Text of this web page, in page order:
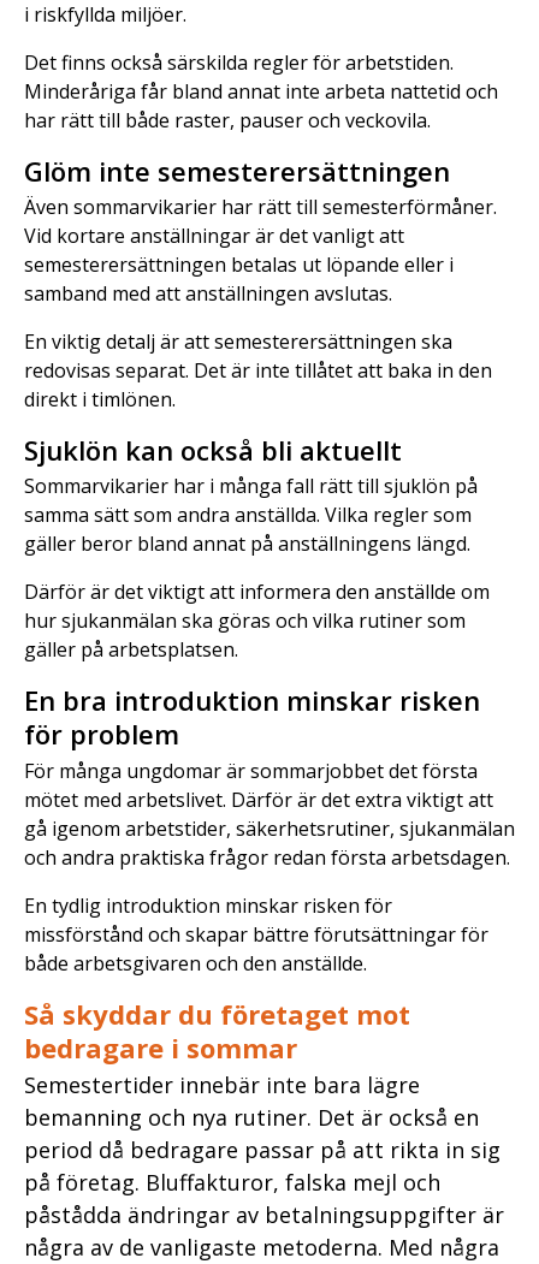
i riskfyllda miljöer.
Det finns också särskilda regler för arbetstiden.
Minderåriga får bland annat inte arbeta nattetid och
har rätt till både raster, pauser och veckovila.
Glöm inte semesterersättningen
Även sommarvikarier har rätt till semesterförmåner.
Vid kortare anställningar är det vanligt att
semesterersättningen betalas ut löpande eller i
samband med att anställningen avslutas.
En viktig detalj är att semesterersättningen ska
redovisas separat. Det är inte tillåtet att baka in den
direkt i timlönen.
Sjuklön kan också bli aktuellt
Sommarvikarier har i många fall rätt till sjuklön på
samma sätt som andra anställda. Vilka regler som
gäller beror bland annat på anställningens längd.
Därför är det viktigt att informera den anställde om
hur sjukanmälan ska göras och vilka rutiner som
gäller på arbetsplatsen.
En bra introduktion minskar risken
för problem
För många ungdomar är sommarjobbet det första
mötet med arbetslivet. Därför är det extra viktigt att
gå igenom arbetstider, säkerhetsrutiner, sjukanmälan
och andra praktiska frågor redan första arbetsdagen.
En tydlig introduktion minskar risken för
missförstånd och skapar bättre förutsättningar för
både arbetsgivaren och den anställde.
Så skyddar du företaget mot
bedragare i sommar
Semestertider innebär inte bara lägre
bemanning och nya rutiner. Det är också en
period då bedragare passar på att rikta in sig
på företag. Bluffakturor, falska mejl och
påstådda ändringar av betalningsuppgifter är
några av de vanligaste metoderna. Med några